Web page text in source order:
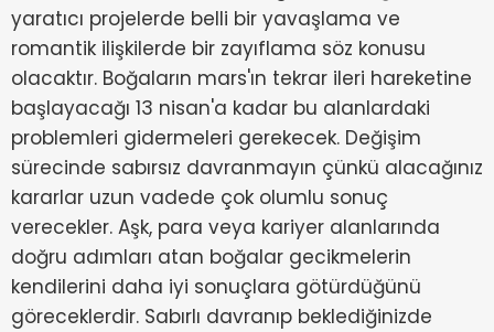
yaratıcı projelerde belli bir yavaşlama ve
romantik ilişkilerde bir zayıflama söz konusu
olacaktır. Boğaların mars'ın tekrar ileri hareketine
başlayacağı 13 nisan'a kadar bu alanlardaki
problemleri gidermeleri gerekecek. Değişim
sürecinde sabırsız davranmayın çünkü alacağınız
kararlar uzun vadede çok olumlu sonuç
verecekler. Aşk, para veya kariyer alanlarında
doğru adımları atan boğalar gecikmelerin
kendilerini daha iyi sonuçlara götürdüğünü
göreceklerdir. Sabırlı davranıp beklediğinizde